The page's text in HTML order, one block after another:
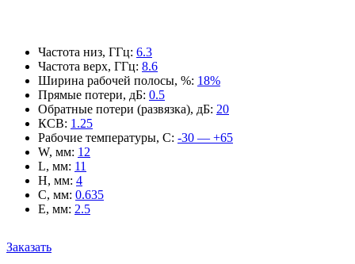
Частота низ, ГГц: 6.3
Частота верх, ГГц: 8.6
Ширина рабочей полосы, %: 18%
Прямые потери, дБ: 0.5
Обратные потери (развязка), дБ: 20
КСВ: 1.25
Рабочие температуры, С: -30 — +65
W, мм: 12
L, мм: 11
H, мм: 4
C, мм: 0.635
E, мм: 2.5
Заказать